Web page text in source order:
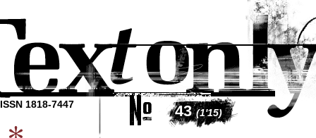
ISSN 1818-7447 43(1'15)